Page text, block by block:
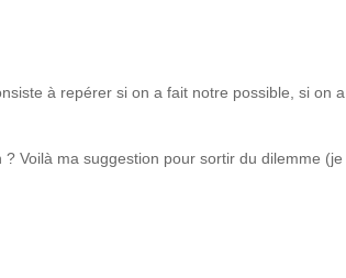
à repérer si on a fait notre possible, si on a
Voilà ma suggestion pour sortir du dilemme (je